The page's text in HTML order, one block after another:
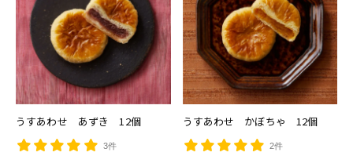
うすあわせ あずき 12個
3件
うすあわせ かぼちゃ 12個
2件